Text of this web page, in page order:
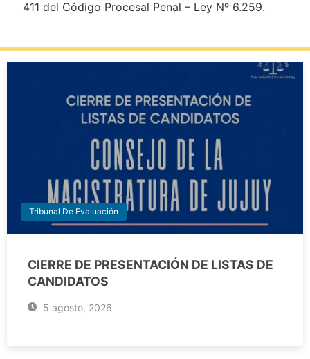
411 del Código Procesal Penal – Ley Nº 6.259.
Tribunal De Evaluación
CIERRE DE PRESENTACIÓN DE LISTAS DE
CANDIDATOS
5 agosto, 2026